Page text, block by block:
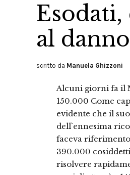
al
scritto da Manuela Ghizzoni
Alcuni giorni fa il
150.000 Come
evidente che il
dell`ennesima
faceva
390.000
risolvere